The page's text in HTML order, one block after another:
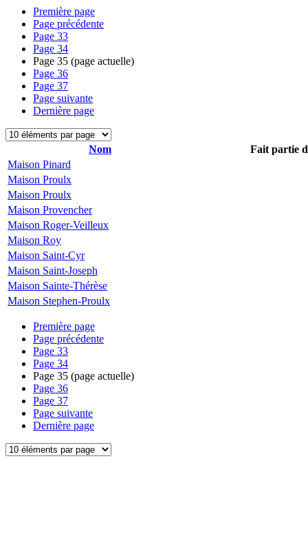
Première page
Page précédente
Page 33
Page 34
Page 35 (page actuelle)
Page 36
Page 37
Page suivante
Dernière page
Nom
Fait partie
Maison Pinard
Maison Proulx
Maison Proulx
Maison Provencher
Maison Roger-Veilleux
Maison Roy
Maison Saint-Cyr
Maison Saint-Joseph
Maison Sainte-Thérèse
Maison Stephen-Proulx
Première page
Page précédente
Page 33
Page 34
Page 35 (page actuelle)
Page 36
Page 37
Page suivante
Dernière page